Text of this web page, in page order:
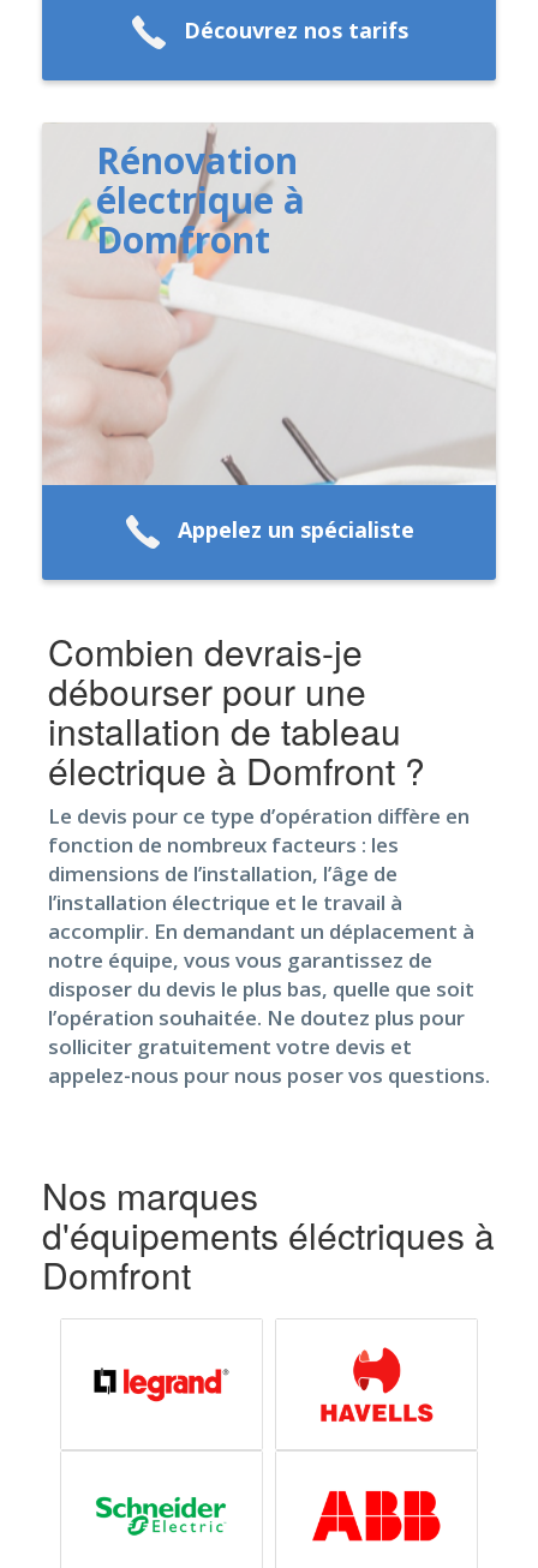
Découvrez nos tarifs
Rénovation
électrique à
Domfront
Appelez un spécialiste
Combien devrais-je
débourser pour une
installation de tableau
électrique à Domfront ?
Le devis pour ce type d’opération diffère en
fonction de nombreux facteurs : les
dimensions de l’installation, l’âge de
l’installation électrique et le travail à
accomplir. En demandant un déplacement à
notre équipe, vous vous garantissez de
disposer du devis le plus bas, quelle que soit
l’opération souhaitée. Ne doutez plus pour
solliciter gratuitement votre devis et
appelez-nous pour nous poser vos questions.
Nos marques
d'équipements éléctriques à
Domfront